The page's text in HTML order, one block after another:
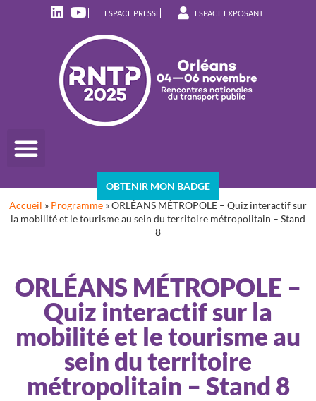
ESPACE PRESSE ESPACE EXPOSANT
OBTENIR MON BADGE
Accueil » Programme »ORLÉANS MÉTROPOLE – Quiz interactif sur
la mobilité et le tourisme au sein du territoire métropolitain – Stand
8
ORLÉANS MÉTROPOLE –
Quiz interactif sur la
mobilité et le tourisme au
sein du territoire
métropolitain – Stand 8